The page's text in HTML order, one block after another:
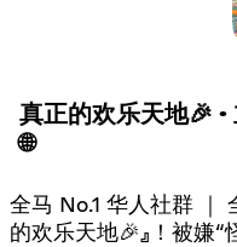
真正的欢乐天地🎉
🌐
全马 No.1 华人社群 ｜
的欢乐天地🎉』！被嫌